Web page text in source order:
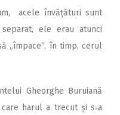
acele învățături sunt
ele erau atunci
„împace“, în timp, cerul
Gheorghe Buruiană
harul a trecut și s‑a